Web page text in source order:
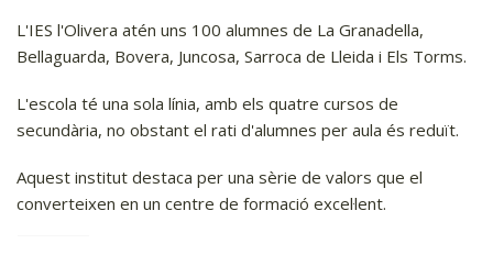
Tràmits
Promoció econòmica
L'IES l'Olivera atén uns 100 alumnes de La Granadella,
Bellaguarda, Bovera, Juncosa, Sarroca de Lleida i Els Torms.
L'escola té una sola línia, amb els quatre cursos de
secundària, no obstant el rati d'alumnes per aula és reduït.
Aquest institut destaca per una sèrie de valors que el
converteixen en un centre de formació excel·lent.